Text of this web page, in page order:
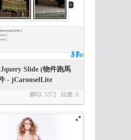
Slide (物件跑馬
- jCarouselLite
腳印: 5372 回應: 0